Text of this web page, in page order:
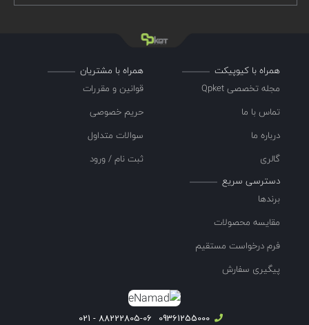
همراه با کیوپیکت
مجله تخصصی Qpket
تماس با ما
درباره ما
گالری
همراه با مشتریان
قوانین و مقررات
حریم خصوصی
سوالات متداول
ثبت نام / ورود
دسترسی سریع
برندها
مقایسه محصولات
فرم درخواست مستقیم
پیگیری سفارش
09361255000
88222805-06 - 021